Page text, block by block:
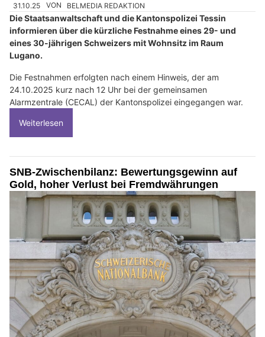
31.10.25 VON BELMEDIA REDAKTION
Die Staatsanwaltschaft und die Kantonspolizei Tessin
informieren über die kürzliche Festnahme eines 29- und
eines 30-jährigen Schweizers mit Wohnsitz im Raum
Lugano.
Die Festnahmen erfolgten nach einem Hinweis, der am
24.10.2025 kurz nach 12 Uhr bei der gemeinsamen
Alarmzentrale (CECAL) der Kantonspolizei eingegangen war.
Weiterlesen
SNB-Zwischenbilanz: Bewertungsgewinn auf
Gold, hoher Verlust bei Fremdwährungen